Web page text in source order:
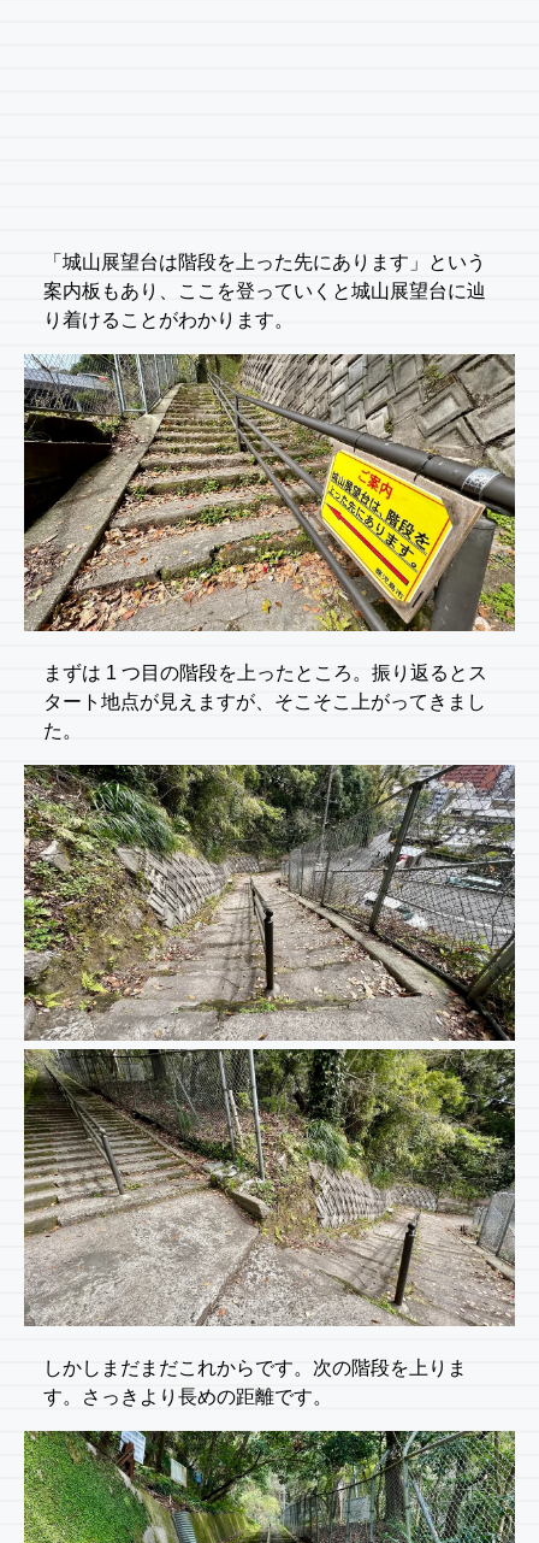
「城山展望台は階段を上った先にあります」という
案内板もあり、ここを登っていくと城山展望台に辿
り着けることがわかります。
まずは 1 つ目の階段を上ったところ。振り返るとス
タート地点が見えますが、そこそこ上がってきまし
た。
しかしまだまだこれからです。次の階段を上りま
す。さっきより長めの距離です。